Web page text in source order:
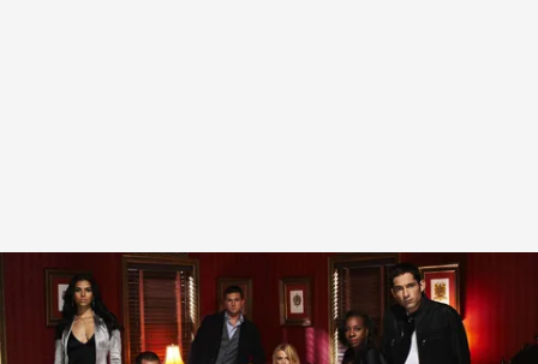
energy.es
17 MAY 2017 - 17:43h.